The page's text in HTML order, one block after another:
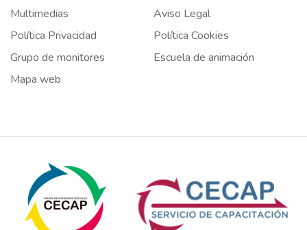
Multimedias
Aviso Legal
Política Privacidad
Política Cookies
Grupo de monitores
Escuela de animación
Mapa web